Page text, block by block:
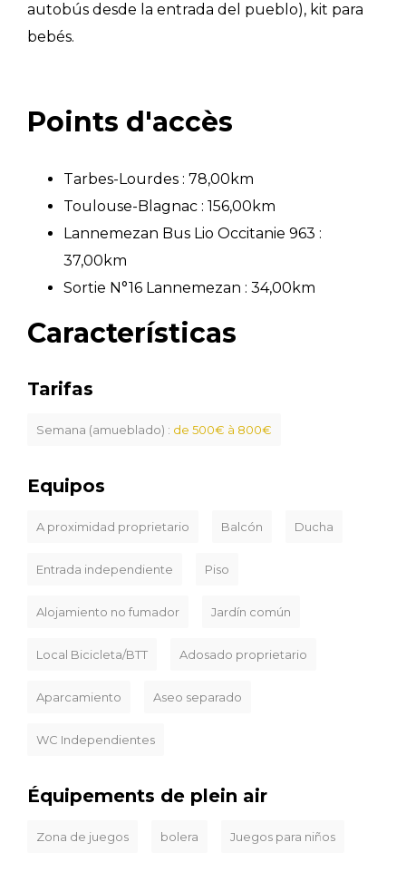
autobús desde la entrada del pueblo), kit para
bebés.
Points d'accès
Tarbes-Lourdes : 78,00km
Toulouse-Blagnac : 156,00km
Lannemezan Bus Lio Occitanie 963 :
37,00km
Sortie N°16 Lannemezan : 34,00km
Características
Tarifas
Semana (amueblado) : de 500€ à 800€
Equipos
A proximidad proprietario Balcón Ducha
Entrada independiente Piso
Alojamiento no fumador Jardín común
Local Bicicleta/BTT Adosado proprietario
Aparcamiento Aseo separado
WC Independientes
Équipements de plein air
Zona de juegos bolera Juegos para niños